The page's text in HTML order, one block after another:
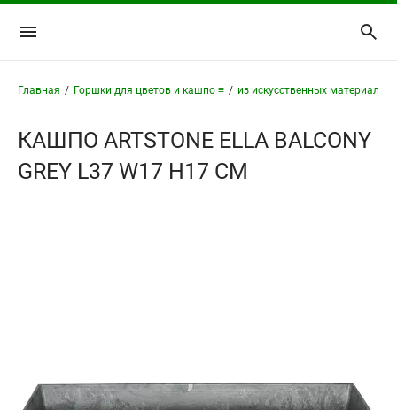
Главная / Горшки для цветов и кашпо ≡ / из искусственных материалов
КАШПО ARTSTONE ELLA BALCONY
GREY L37 W17 H17 СМ